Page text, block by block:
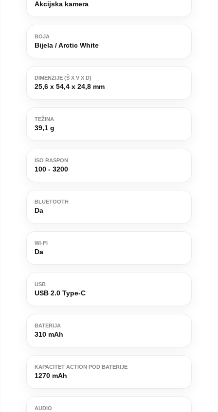
Akcijska kamera
BOJA
Bijela / Arctic White
DIMENZIJE (Š X V X D)
25,6 x 54,4 x 24,8 mm
TEŽINA
39,1 g
ISO RASPON
100 - 3200
BLUETOOTH
Da
WI-FI
Da
USB
USB 2.0 Type-C
BATERIJA
310 mAh
KAPACITET ACTION POD BATERIJE
1270 mAh
AUDIO